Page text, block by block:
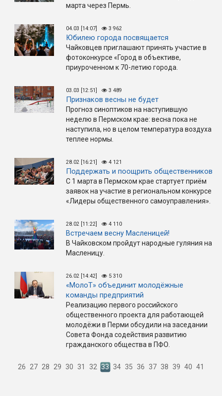
марта через Пермь.
04.03 [14:07] 3 962
Юбилею города посвящается
Чайковцев приглашают принять участие в
фотоконкурсе «Город в объективе,
приуроченном к 70-летию города.
03.03 [12:51] 3 489
Признаков весны не будет
Прогноз синоптиков на наступившую
неделю в Пермском крае: весна пока не
наступила, но в целом температура воздуха
теплее нормы.
28.02 [16:21] 4 121
Поддержать и поощрить общественников
С 1 марта в Пермском крае стартует приём
заявок на участие в региональном конкурсе
«Лидеры общественного самоуправления».
28.02 [11:22] 4 110
Встречаем весну Масленицей!
В Чайковском пройдут народные гуляния на
Масленицу.
26.02 [14:42] 5 310
«МолоТ» объединит молодёжные
команды предприятий
Реализацию первого российского
общественного проекта для работающей
молодёжи в Перми обсудили на заседании
Совета Фонда содействия развитию
гражданского общества в ПФО.
26 27 28 29 30 31 32 33 34 35 36 37 38 39 40 41